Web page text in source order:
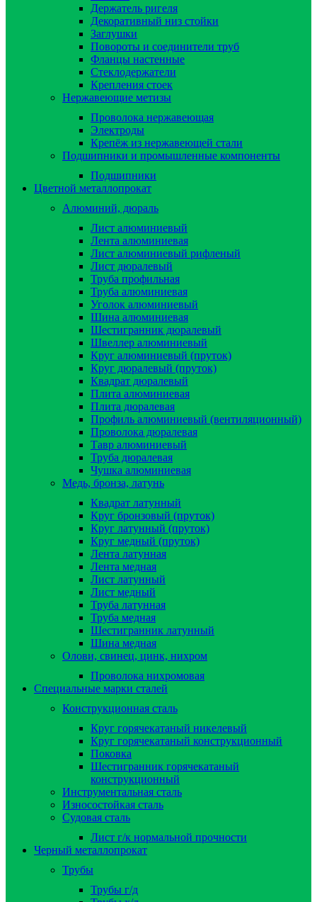
Держатель ригеля
Декоративный низ стойки
Заглушки
Повороты и соединители труб
Фланцы настенные
Стеклодержатели
Крепления стоек
Нержавеющие метизы
Проволока нержавеющая
Электроды
Крепёж из нержавеющей стали
Подшипники и промышленные компоненты
Подшипники
Цветной металлопрокат
Алюминий, дюраль
Лист алюминиевый
Лента алюминиевая
Лист алюминиевый рифленый
Лист дюралевый
Труба профильная
Труба алюминиевая
Уголок алюминиевый
Шина алюминиевая
Шестигранник дюралевый
Швеллер алюминиевый
Круг алюминиевый (пруток)
Круг дюралевый (пруток)
Квадрат дюралевый
Плита алюминиевая
Плита дюралевая
Профиль алюминиевый (вентиляционный)
Проволока дюралевая
Тавр алюминиевый
Труба дюралевая
Чушка алюминиевая
Медь, бронза, латунь
Квадрат латунный
Круг бронзовый (пруток)
Круг латунный (пруток)
Круг медный (пруток)
Лента латунная
Лента медная
Лист латунный
Лист медный
Труба латунная
Труба медная
Шестигранник латунный
Шина медная
Олови, свинец, цинк, нихром
Проволока нихромовая
Специальные марки сталей
Конструкционная сталь
Круг горячекатаный никелевый
Круг горячекатаный конструкционный
Поковка
Шестигранник горячекатаный
конструкционный
Инструментальная сталь
Износостойкая сталь
Судовая сталь
Лист г/к нормальной прочности
Черный металлопрокат
Трубы
Трубы г/д